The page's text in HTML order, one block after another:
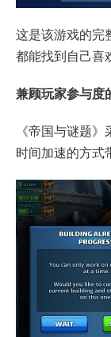
这是该游戏的完
都能找到自己喜
兼顾玩家参与度
《帝国与谜题
时间加速的方式